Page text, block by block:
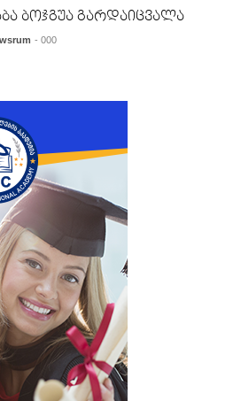
ბოჯგუა გარდაიცვალა
- 000